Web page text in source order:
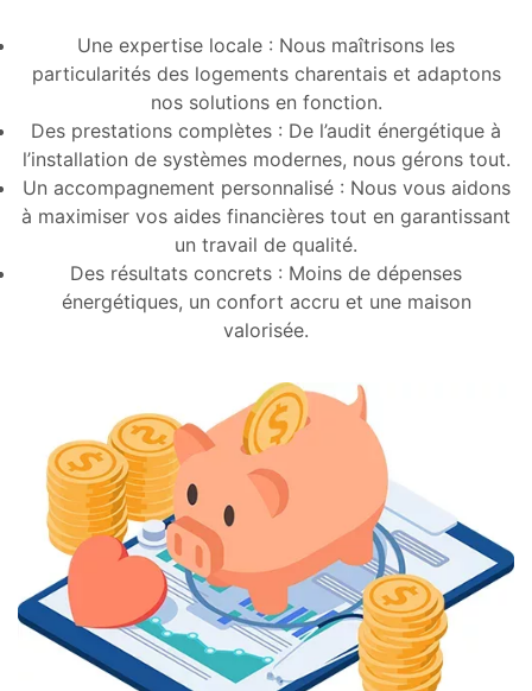
Une expertise locale : Nous maîtrisons les
particularités des logements charentais et adaptons
nos solutions en fonction.
Des prestations complètes : De l’audit énergétique à
l’installation de systèmes modernes, nous gérons tout.
Un accompagnement personnalisé : Nous vous aidons
à maximiser vos aides financières tout en garantissant
un travail de qualité.
Des résultats concrets : Moins de dépenses
énergétiques, un confort accru et une maison
valorisée.